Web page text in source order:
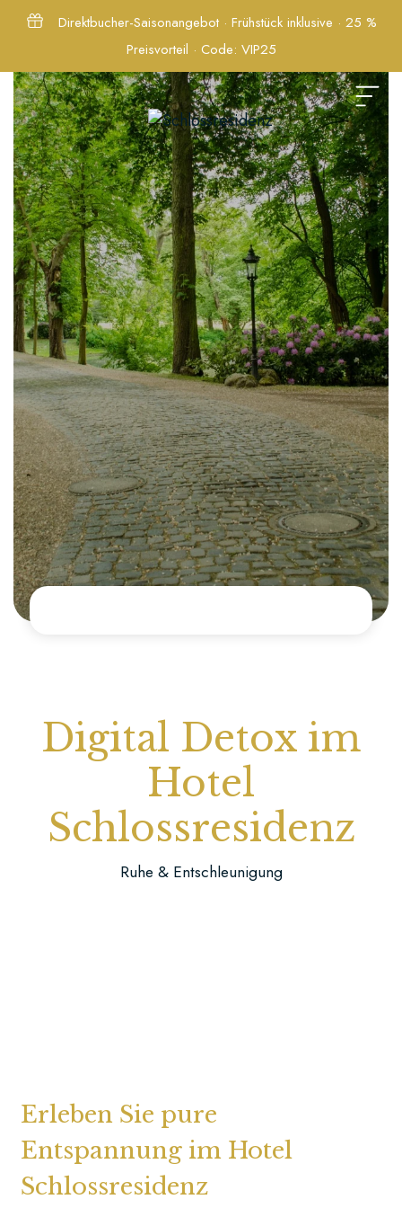
Links
Zum
Direktbucher-Saisonangebot · Frühstück inklusive · 25 %
Preisvorteil · Code: VIP25
Digital Detox im
Hotel
Schlossresidenz
Ruhe & Entschleunigung
Erleben Sie pure
Entspannung im Hotel
Schlossresidenz
Startseite
Apartments
Suites
Galerie
Events
Freizeitziele
im
Umkreis
Kontakt
Über
uns
FAQ
Bleiben
wir
info@schlossresidenz.de
Burgstraße
finden
Sie
uns